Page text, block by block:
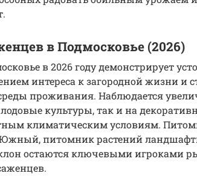
в Подмосковье (2026)
в 2026 году демонстрирует
интереса к загородной жизни и
проживания. Наблюдается
культуры, так и на
климатическим условиям.
Южный, питомник растений
остаются ключевыми игроками